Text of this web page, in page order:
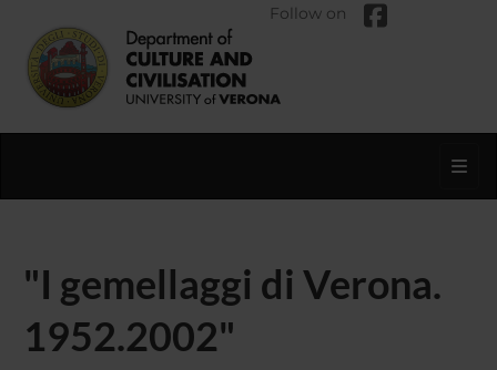
Follow on
"I gemellaggi di Verona.
1952.2002"